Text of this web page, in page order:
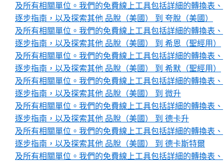
及所有相關單位。我們的免費線上工具包括詳細的轉換表、
逐步指南，以及探索其他 品脫（美國） 到 夸脫（美國）
及所有相關單位。我們的免費線上工具包括詳細的轉換表、
逐步指南，以及探索其他 品脫（美國） 到 希恩（聖經用）
及所有相關單位。我們的免費線上工具包括詳細的轉換表、
逐步指南，以及探索其他 品脫（美國） 到 希默（聖經用）
及所有相關單位。我們的免費線上工具包括詳細的轉換表、
逐步指南，以及探索其他 品脫（美國） 到 微升
及所有相關單位。我們的免費線上工具包括詳細的轉換表、
逐步指南，以及探索其他 品脫（美國） 到 德卡升
及所有相關單位。我們的免費線上工具包括詳細的轉換表、
逐步指南，以及探索其他 品脫（美國） 到 德卡斯特爾
及所有相關單位。我們的免費線上工具包括詳細的轉換表、